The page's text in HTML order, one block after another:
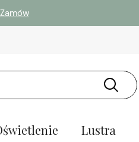
Zamów
Lustra